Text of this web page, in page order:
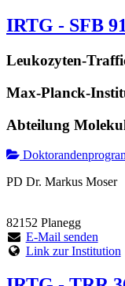
IRTG - SFB
Leukozyten-
Max-Planck-
Abteilung
PD Dr. Markus Moser
82152 Planegg
E-Mail senden
Link zur Institution